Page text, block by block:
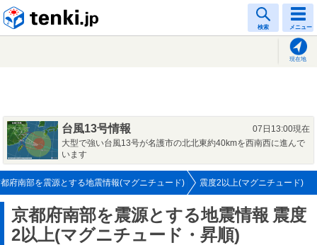
検索 メニュー
現在地
台風13号情報
07日13:00現在
大型で強い台風13号が名護市の北北東約40kmを西南西に進んで
います
府南部を震源とする地震情報(マグニチュード) 震度2以上(マグニチュード)
京都府南部を震源とする地震情報 震度
2以上(マグニチュード・昇順)